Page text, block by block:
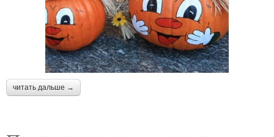
читать дальше →